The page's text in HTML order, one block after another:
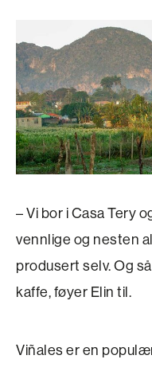
– Vi bor i Casa Tery
vennlige og nesten
produsert selv. Og
kaffe, føyer Elin til.
Viñales er en